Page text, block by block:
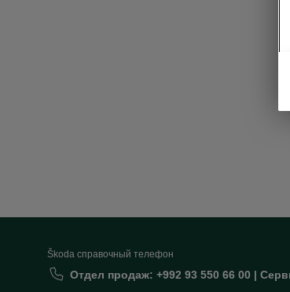
Škoda cправочный телефон
Отдел продаж: +992 93 550 66 00 |